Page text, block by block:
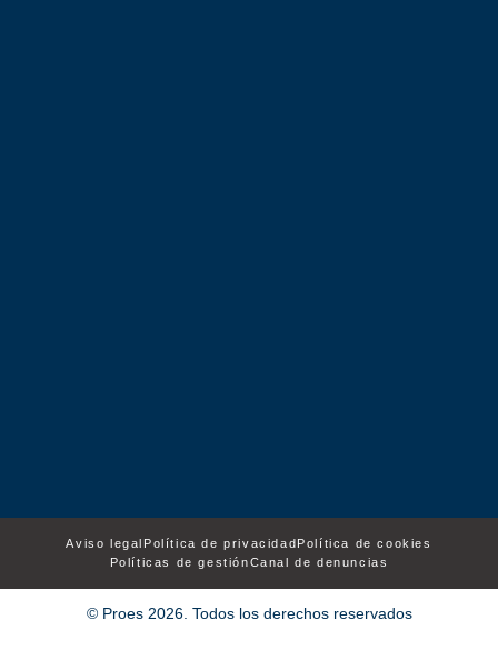
Aviso legal Política de privacidadPolítica de cookies
Políticas de gestiónCanal de denuncias
© Proes 2026. Todos los derechos reservados